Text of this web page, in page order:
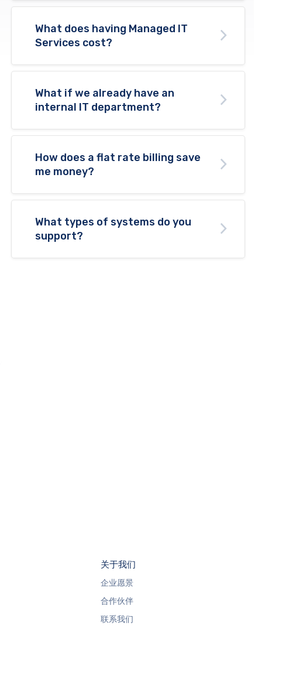
What does having Managed IT
Services cost?
What if we already have an
internal IT department?
How does a flat rate billing save
me money?
What types of systems do you
support?
关于我们
企业愿景
合作伙伴
联系我们